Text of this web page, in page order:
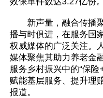
新声量，融合传播
播与时俱进，在服务国
权威媒体的广泛关注。
媒体聚焦其助力养老金
服务乡村振兴中的“保
赋能基层服务、提升理
报道。